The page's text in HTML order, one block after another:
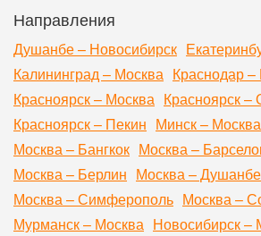
Направления
Душанбе – Новосибирск
Калининград – Москва Краснодар
Красноярск – Москва Красноярск –
Красноярск – Пекин Минск – Москва
Москва – Бангкок Москва –
Москва – Берлин Москва – Душанбе
Москва – Симферополь Москва –
Мурманск – Москва Новосибирск –